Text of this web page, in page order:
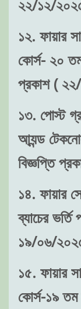
২২/১২/
১২. ফায়ার
কোর্স- ২০ তম
প্রকাশ (
১৩. পোস্ট
আ্যন্ড
বিজ্ঞপ্তি
১৪. ফায়ার
ব্যাচের
১৯/০৬/
১৫. ফায়ার
কোর্স-১৯ তম